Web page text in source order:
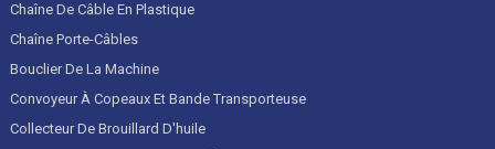
Chaîne De Câble En Plastique
Chaîne Porte-Câbles
Bouclier De La Machine
Convoyeur À Copeaux Et Bande Transporteuse
Collecteur De Brouillard D'huile